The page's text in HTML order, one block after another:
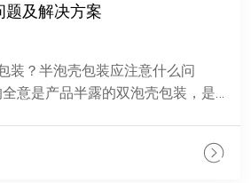
题及解决方案
装？半泡壳包装应注意什么问
意是产品半露的双泡壳包装，是